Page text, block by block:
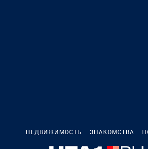
НЕДВИЖИМОСТЬ ЗНАКОМСТВА